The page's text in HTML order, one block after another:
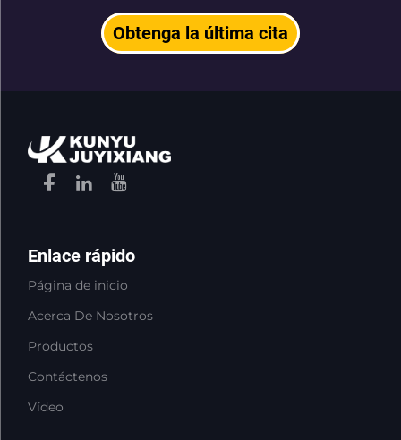
Obtenga la última cita
Enlace rápido
Página de inicio
Acerca De Nosotros
Productos
Contáctenos
Vídeo